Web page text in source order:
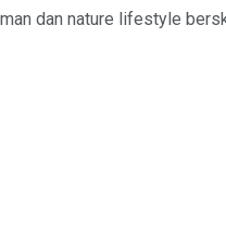
dan nature lifestyle